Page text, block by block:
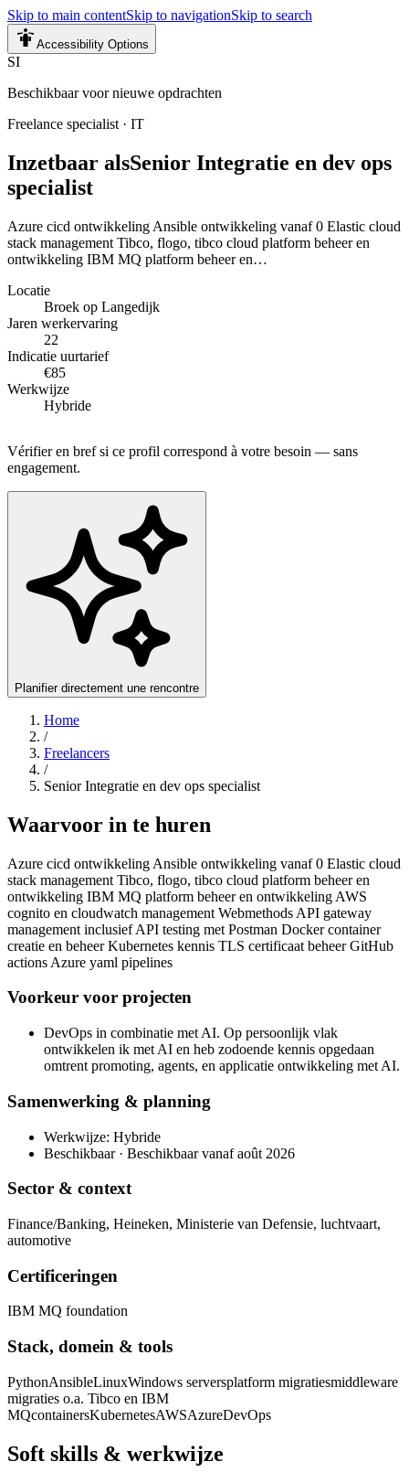
Skip to main contentSkip to navigationSkip to search
Accessibility Options
SI
Beschikbaar voor nieuwe opdrachten
Freelance specialist · IT
Inzetbaar alsSenior Integratie en dev ops
specialist
Azure cicd ontwikkeling Ansible ontwikkeling vanaf 0 Elastic cloud
stack management Tibco, flogo, tibco cloud platform beheer en
ontwikkeling IBM MQ platform beheer en…
Locatie
Broek op Langedijk
Jaren werkervaring
22
Indicatie uurtarief
€85
Werkwijze
Hybride
Vérifier en bref si ce profil correspond à votre besoin — sans
engagement.
Planifier directement une rencontre
Home
/
Freelancers
/
Senior Integratie en dev ops specialist
Waarvoor in te huren
Azure cicd ontwikkeling Ansible ontwikkeling vanaf 0 Elastic cloud
stack management Tibco, flogo, tibco cloud platform beheer en
ontwikkeling IBM MQ platform beheer en ontwikkeling AWS
cognito en cloudwatch management Webmethods API gateway
management inclusief API testing met Postman Docker container
creatie en beheer Kubernetes kennis TLS certificaat beheer GitHub
actions Azure yaml pipelines
Voorkeur voor projecten
DevOps in combinatie met AI. Op persoonlijk vlak
ontwikkelen ik met AI en heb zodoende kennis opgedaan
omtrent promoting, agents, en applicatie ontwikkeling met AI.
Samenwerking & planning
Werkwijze: Hybride
Beschikbaar · Beschikbaar vanaf août 2026
Sector & context
Finance/Banking, Heineken, Ministerie van Defensie, luchtvaart,
automotive
Certificeringen
IBM MQ foundation
Stack, domein & tools
PythonAnsibleLinuxWindows serversplatform migratiesmiddleware
migraties o.a. Tibco en IBM
MQcontainersKubernetesAWSAzureDevOps
Soft skills & werkwijze